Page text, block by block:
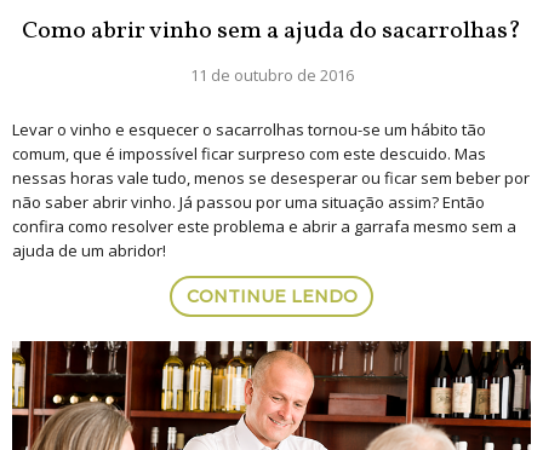
Como abrir vinho sem a ajuda do sacarrolhas?
11 de outubro de 2016
Levar o vinho e esquecer o sacarrolhas tornou-se um hábito tão
comum, que é impossível ficar surpreso com este descuido. Mas
nessas horas vale tudo, menos se desesperar ou ficar sem beber por
não saber abrir vinho. Já passou por uma situação assim? Então
confira como resolver este problema e abrir a garrafa mesmo sem a
ajuda de um abridor!
CONTINUE LENDO